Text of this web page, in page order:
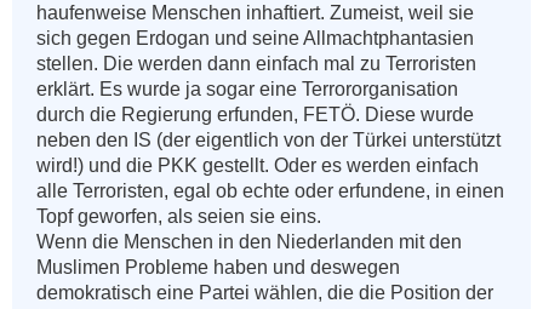
haufenweise Menschen inhaftiert. Zumeist, weil sie
sich gegen Erdogan und seine Allmachtphantasien
stellen. Die werden dann einfach mal zu Terroristen
erklärt. Es wurde ja sogar eine Terrororganisation
durch die Regierung erfunden, FETÖ. Diese wurde
neben den IS (der eigentlich von der Türkei unterstützt
wird!) und die PKK gestellt. Oder es werden einfach
alle Terroristen, egal ob echte oder erfundene, in einen
Topf geworfen, als seien sie eins.
Wenn die Menschen in den Niederlanden mit den
Muslimen Probleme haben und deswegen
demokratisch eine Partei wählen, die die Position der